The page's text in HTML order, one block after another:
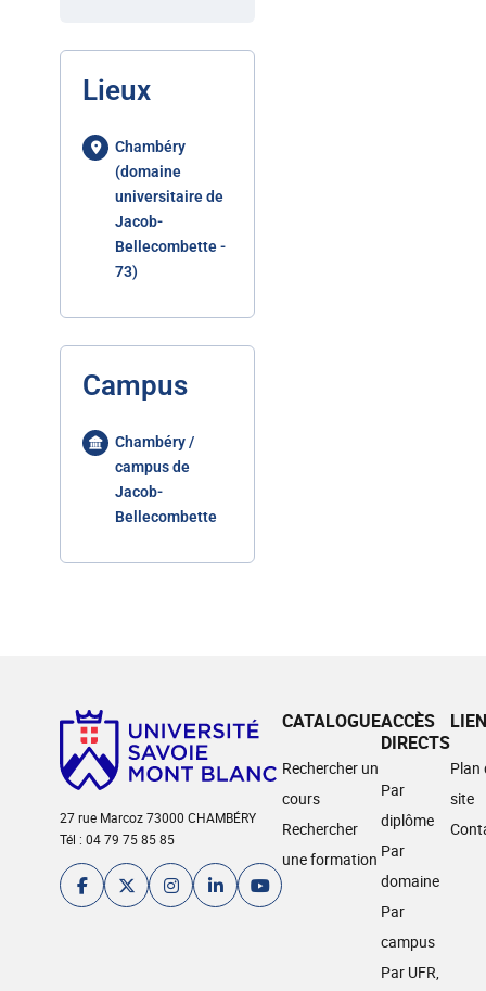
Lieux
Chambéry
(domaine
universitaire de
Jacob-
Bellecombette -
73)
Campus
Chambéry /
campus de
Jacob-
Bellecombette
27 rue Marcoz 73000 CHAMBÉRY
Tél : 04 79 75 85 85
CATALOGUE
Rechercher un
cours
Rechercher
une formation
ACCÈS
DIRECTS
Par
diplôme
Par
domaine
Par
campus
Par UFR,
Plan
site